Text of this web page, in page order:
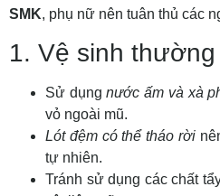
SMK, phụ nữ nên tuân thủ các
1. Vệ sinh thường
Sử dụngnước ấm và xà
vỏ ngoài mũ.
Lót đệm có thể tháo rời
tự nhiên.
Tránh sử dụng các chất